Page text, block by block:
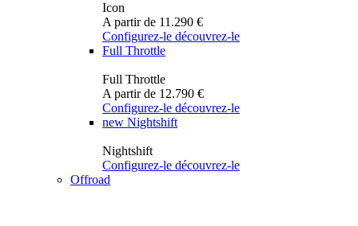
Icon
A partir de 11.290 €
Configurez-le découvrez-le
Full Throttle
Full Throttle
A partir de 12.790 €
Configurez-le découvrez-le
new Nightshift
Nightshift
Configurez-le découvrez-le
Offroad